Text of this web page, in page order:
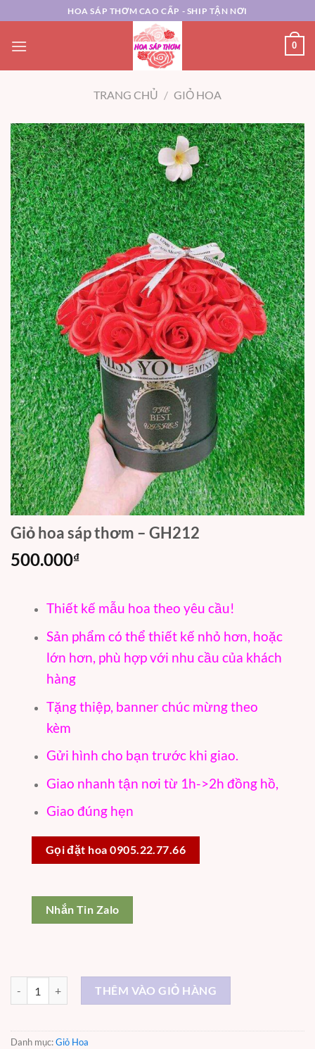
đến
nội
HOA SÁP THƠM CAO CẤP - SHIP TẬN NƠI
0
TRANG CHỦ / GIỎ HOA
Giỏ hoa sáp thơm – GH212
500.000₫
Thiết kế mẫu hoa theo yêu cầu!
Sản phẩm có thể thiết kế nhỏ hơn, hoặc
lớn hơn, phù hợp với nhu cầu của khách
hàng
Tặng thiệp, banner chúc mừng theo
kèm
Gửi hình cho bạn trước khi giao.
Giao nhanh tận nơi từ 1h->2h đồng hồ,
Giao đúng hẹn
Gọi đặt hoa 0905.22.77.66
Nhắn Tin Zalo
Giỏ hoa sáp thơm - GH212 số lượng
THÊM VÀO GIỎ HÀNG
Danh mục:Giỏ Hoa